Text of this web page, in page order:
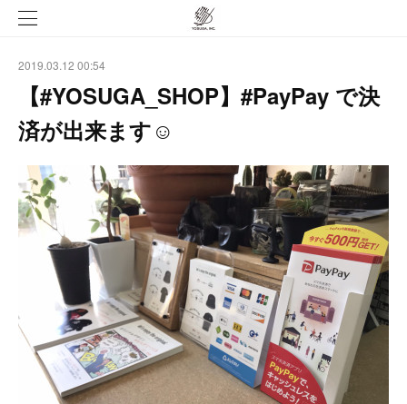
2019.03.12 00:54
【#YOSUGA_SHOP】#PayPay で決
済が出来ます☺︎